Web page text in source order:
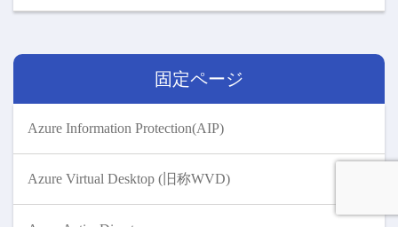
固定ページ
Azure Information Protection(AIP)
Azure Virtual Desktop (旧称WVD)